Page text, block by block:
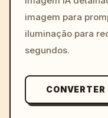
imagem para
iluminação para
segundos.